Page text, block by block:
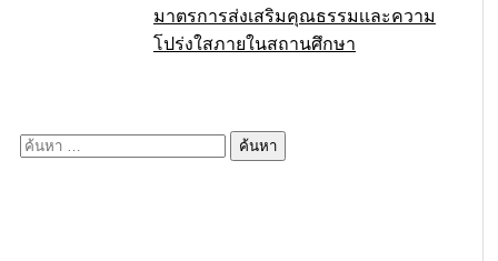
มาตรการส่งเสริมคุณธรรมเเละความ
โปร่งใสภายในสถานศึกษา
ค้นหา